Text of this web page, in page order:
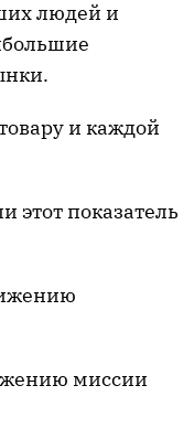
людей и
и каждой
показатель
миссии